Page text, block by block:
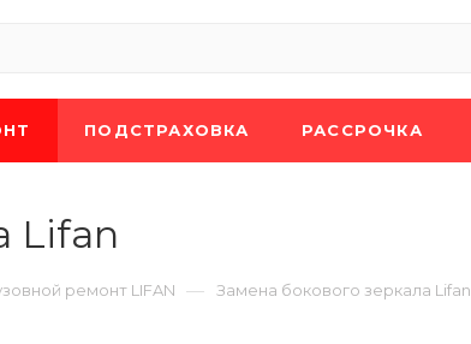
ПОДСТРАХОВКА РАССРОЧКА
Lifan
ремонт LIFAN — Замена бокового зеркала Lifan